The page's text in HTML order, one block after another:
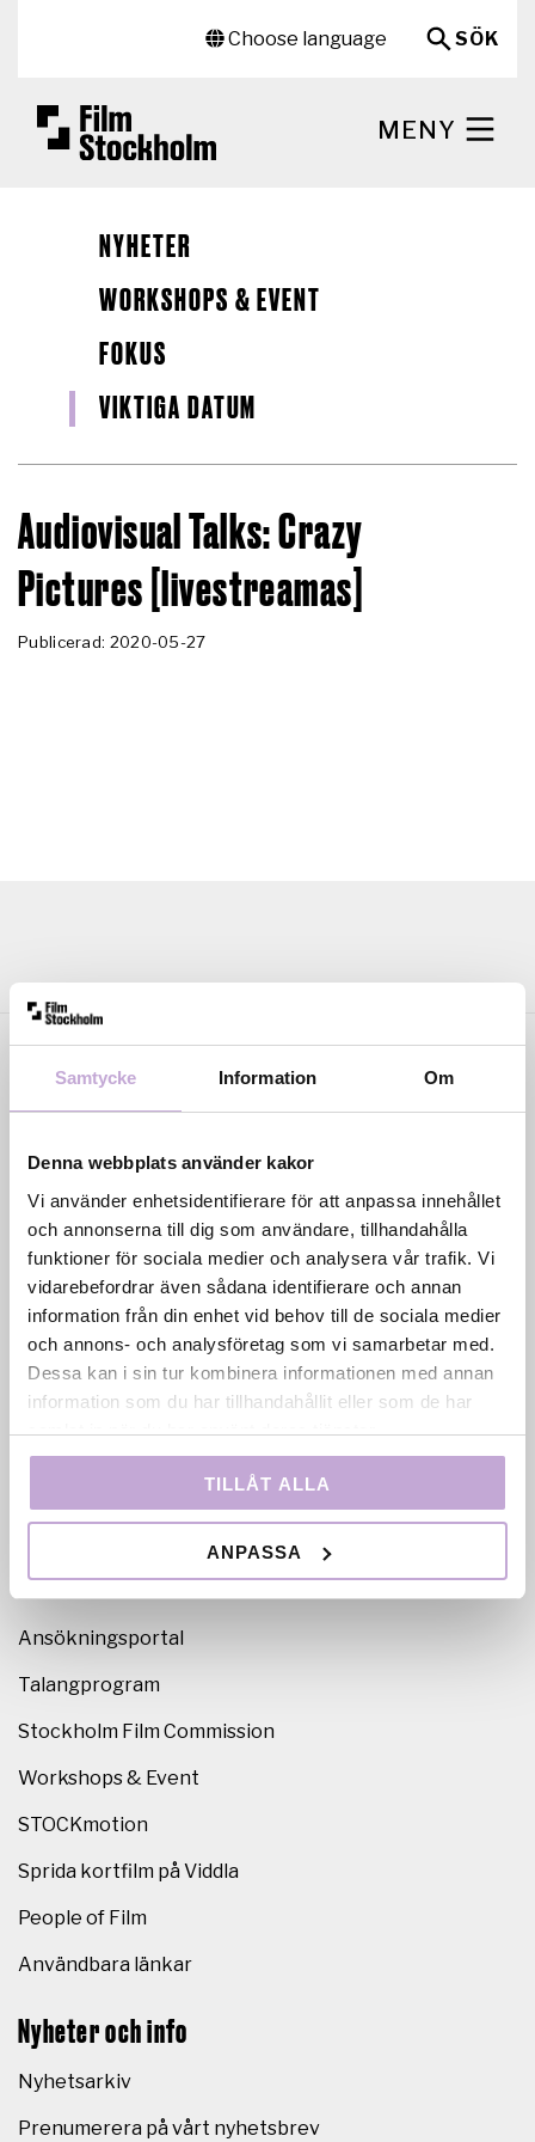
Samtycke Information Om
Denna webbplats använder kakor
Vi använder enhetsidentifierare för att anpassa innehållet
och annonserna till dig som användare, tillhandahålla
funktioner för sociala medier och analysera vår trafik. Vi
vidarebefordrar även sådana identifierare och annan
information från din enhet vid behov till de sociala medier
och annons- och analysföretag som vi samarbetar med.
Dessa kan i sin tur kombinera informationen med annan
information som du har tillhandahållit eller som de har
samlat in när du har använt deras tjänster.
TILLÅT ALLA
ANPASSA
Choose language
SÖK
MENY
NYHETER
WORKSHOPS & EVENT
FOKUS
VIKTIGA DATUM
Audiovisual Talks: Crazy
Pictures [livestreamas]
Publicerad: 2020-05-27
Film Stockholm AB är en regional filmfond med
uppdrag att skapa förutsättningar för film- och tv-
produktion i huvudstadsregionen genom
samproduktion, filmkommissionär verksamhet och
talangutveckling. Bolaget ägs av Region Stockholm
och drivs i nära samarbete med Stockholms stad.
Snabblänkar
Ansökningsportal
Talangprogram
Stockholm Film Commission
Workshops & Event
STOCKmotion
Sprida kortfilm på Viddla
People of Film
Användbara länkar
Nyheter och info
Nyhetsarkiv
Prenumerera på vårt nyhetsbrev